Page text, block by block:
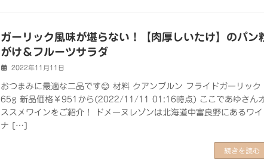
ガーリック風味が堪らない！【肉厚しいたけ】のパン
がけ＆フルーツサラダ
2022年11月11日
おつまみに最適な二品です😊 材料 クアンプルン フライドガーリック
65g 新品価格￥951から(2022/11/11 01:16時点) ここであゆさん
ススメワインをご紹介！ ドメーヌレゾンは北海道中富良野にあるワイ
ナ […]
続きを読む